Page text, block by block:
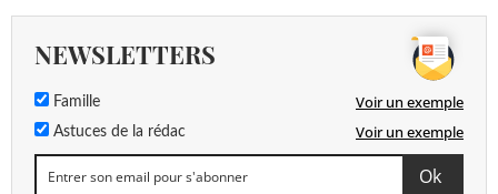
NEWSLETTERS
Famille Voir un exemple
Astuces de la rédac Voir un exemple